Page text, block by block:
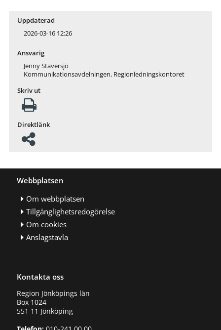
Uppdaterad
2026-03-16 12:26
Ansvarig
Jenny Staversjö
Kommunikationsavdelningen, Regionledningskontoret
Skriv ut
Direktlänk
Webbplatsen
Om webbplatsen
Tillgänglighetsredogörelse
Om cookies
Anslagstavla
Kontakta oss
Region Jönköpings län
Box 1024
551 11 Jönköping